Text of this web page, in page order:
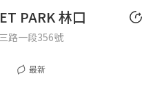
PARK 林口
路一段356號
最新